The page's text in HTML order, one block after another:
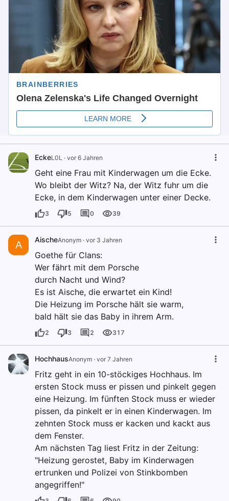
EckeL0L · vor 6 Jahren
Geht eine Frau mit Kinderwagen um die Ecke.
Wo bleibt der Witz? Na, der Witz fuhr um die
Ecke, in dem Kinderwagen unter einer Decke.
3 5 0 39
A AischeAnonym · vor 3 Jahren
Goethe für Clans:
Wer fährt mit dem Porsche
durch Nacht und Wind?
Es ist Aische, die erwartet ein Kind!
Die Heizung im Porsche hält sie warm,
bald hält sie das Baby in ihrem Arm.
2 3 2 317
HochhausAnonym · vor 7 Jahren
Fritz geht in ein 10-stöckiges Hochhaus. Im
ersten Stock muss er pissen und pinkelt gegen
eine Heizung. Im fünften Stock muss er wieder
pissen, da pinkelt er in einen Kinderwagen. Im
zehnten Stock muss er kacken und kackt aus
dem Fenster.
Am nächsten Tag liest Fritz in der Zeitung:
"Heizung gerostet, Baby im Kinderwagen
ertrunken und Polizei von Stinkbomben
angegriffen!"